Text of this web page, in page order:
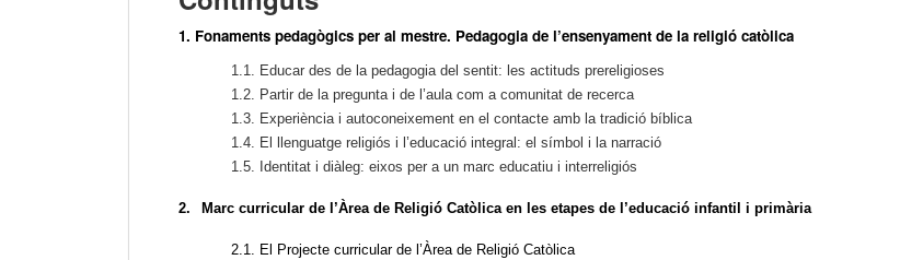
1. Fonaments pedagògics per al mestre. Pedagogia de l’ensenyament de la religió catòlica
1.1. Educar des de la pedagogia del sentit: les actituds prereligioses
1.2. Partir de la pregunta i de l’aula com a comunitat de recerca
1.3. Experiència i autoconeixement en el contacte amb la tradició bíblica
1.4. El llenguatge religiós i l’educació integral: el símbol i la narració
1.5. Identitat i diàleg: eixos per a un marc educatiu i interreligiós
2. Marc curricular de l’Àrea de Religió Catòlica en les etapes de l’educació infantil i primària
2.1. El Projecte curricular de l’Àrea de Religió Catòlica